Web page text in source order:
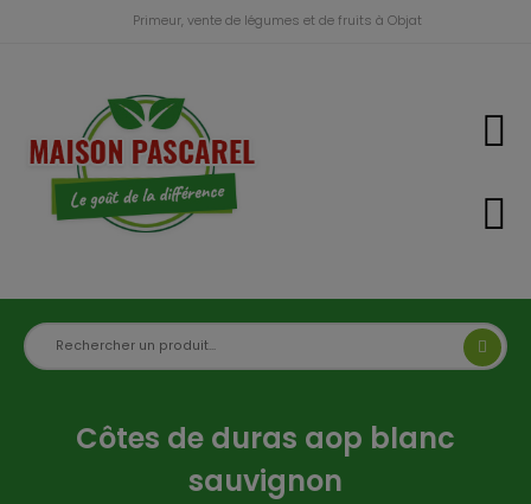
Primeur, vente de légumes et de fruits à Objat
Côtes de duras aop blanc
sauvignon